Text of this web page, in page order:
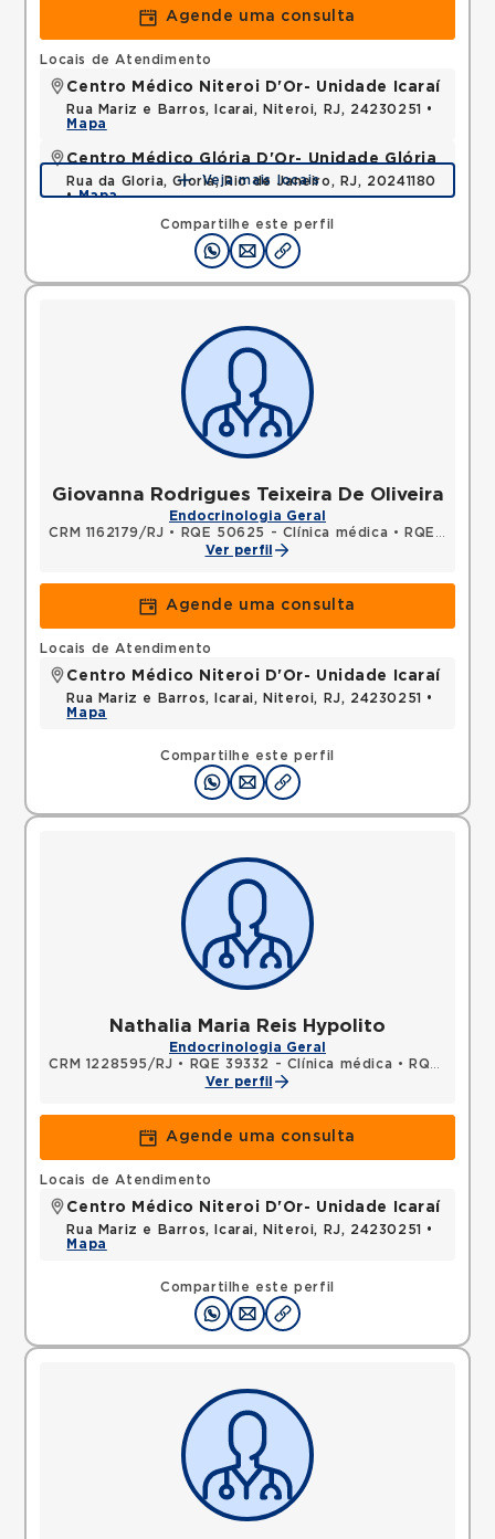
Agende uma consulta
Compartilhe este perfil
Locais de Atendimento
Centro Médico Niteroi D'Or- Unidade Icaraí
Rua Mariz e Barros, Icarai, Niteroi, RJ, 24230251 •
Mapa
Centro Médico Glória D'Or- Unidade Glória
Rua da Gloria, Gloria, Rio de Janeiro, RJ, 20241180
•Mapa
Veja mais locais
Giovanna Rodrigues Teixeira De Oliveira
Endocrinologia Geral
CRM 1162179/RJ • RQE 50625 - Clínica médica •
RQE 55922 - Endocrinologia e metabologia
Ver perfil
Agende uma consulta
Compartilhe este perfil
Locais de Atendimento
Centro Médico Niteroi D'Or- Unidade Icaraí
Rua Mariz e Barros, Icarai, Niteroi, RJ, 24230251 •
Mapa
Nathalia Maria Reis Hypolito
Endocrinologia Geral
CRM 1228595/RJ • RQE 39332 - Clínica médica •
RQE 51406 - Endocrinologia e metabologia
Ver perfil
Agende uma consulta
Compartilhe este perfil
Locais de Atendimento
Centro Médico Niteroi D'Or- Unidade Icaraí
Rua Mariz e Barros, Icarai, Niteroi, RJ, 24230251 •
Mapa